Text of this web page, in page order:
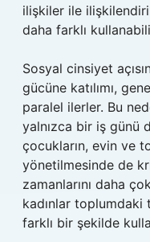
ilişkiler ile
daha farklı
Sosyal cinsiyet
gücüne katılımı,
paralel ilerler. Bu
yalnızca bir iş günü
çocukların, evin ve
yönetilmesinde de
zamanlarını daha
kadınlar toplumdaki
farklı bir şekilde